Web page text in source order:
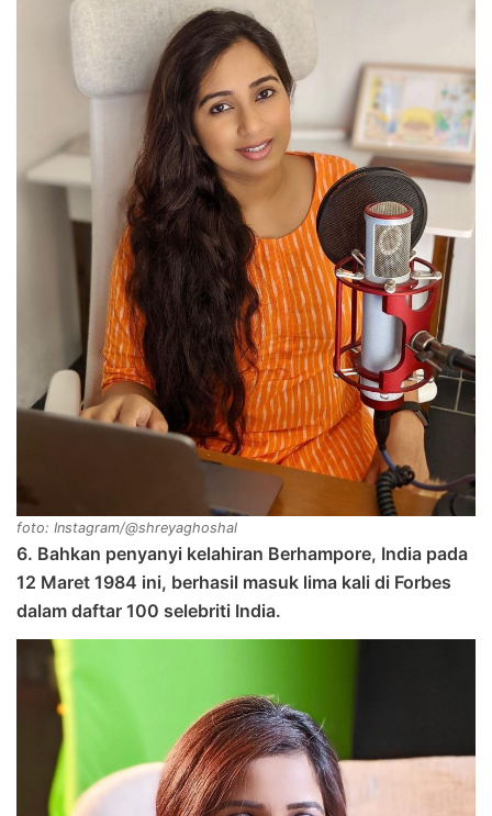
foto: Instagram/@shreyaghoshal
6. Bahkan penyanyi kelahiran Berhampore, India pada
12 Maret 1984 ini, berhasil masuk lima kali di Forbes
dalam daftar 100 selebriti India.